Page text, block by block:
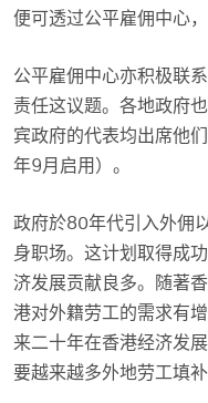
便可透过公平雇佣中心
公平雇佣中心亦积极联
责任这议题。各地政府
宾政府的代表均出席他
年9月启用）。
政府於80年代引入外佣
身职场。这计划取得成
济发展贡献良多。随著
港对外籍劳工的需求有
来二十年在香港经济发
要越来越多外地劳工填